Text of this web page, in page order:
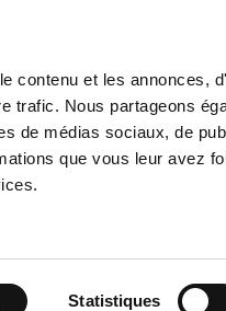
contenu et les annonces,
trafic. Nous partageons
de médias sociaux, de
que vous leur avez
Statistiques
History